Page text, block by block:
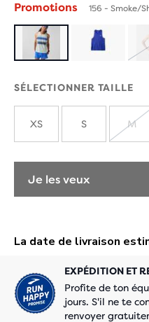
Promotions 156 - Smoke/
SÉLECTIONNER TAILLE
XS S M
Je les veux
EXPÉDITION ET
Profite de ton
jours. S'il ne te
renvoyer